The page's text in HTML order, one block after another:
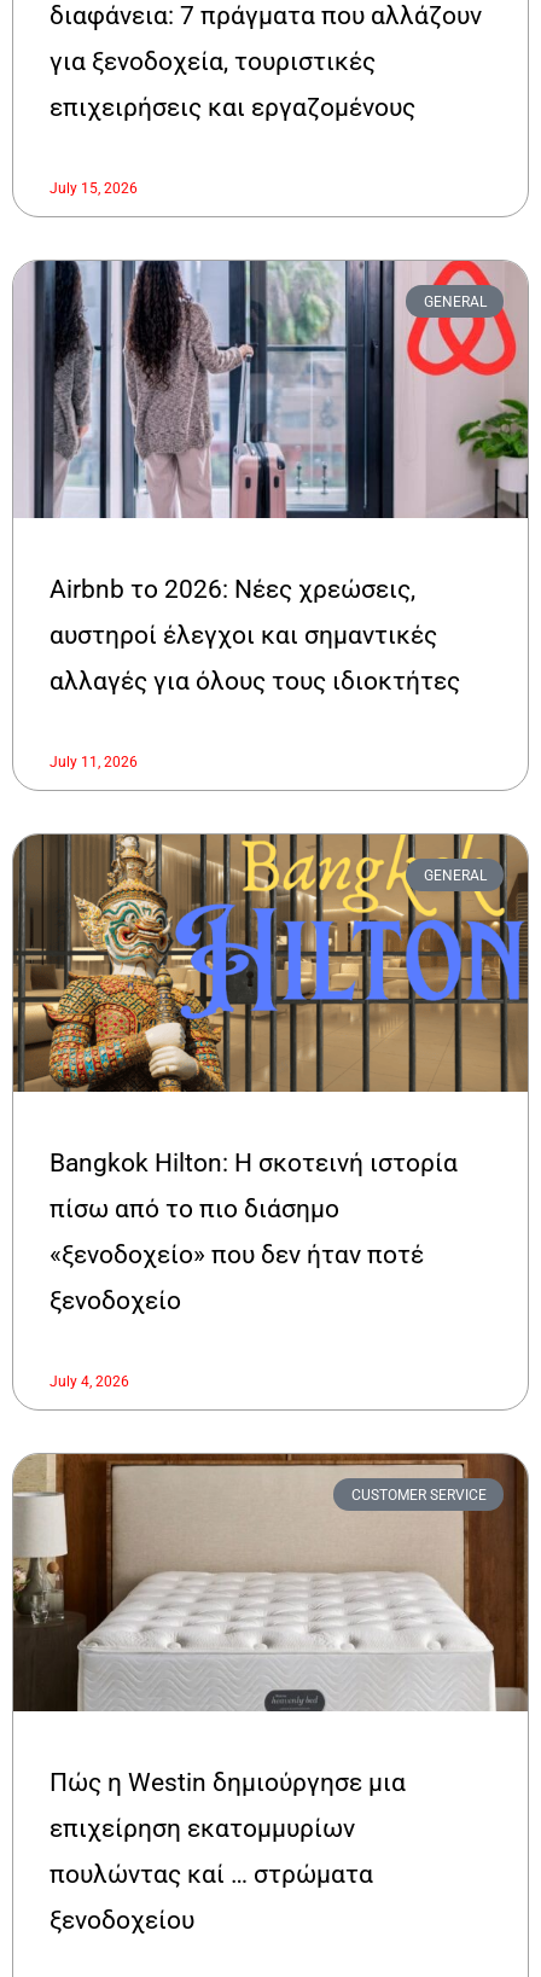
διαφάνεια: 7 πράγματα που αλλάζουν
για ξενοδοχεία, τουριστικές
επιχειρήσεις και εργαζομένους
July 15, 2026
GENERAL
Airbnb το 2026: Νέες χρεώσεις,
αυστηροί έλεγχοι και σημαντικές
αλλαγές για όλους τους ιδιοκτήτες
July 11, 2026
GENERAL
Bangkok Hilton: Η σκοτεινή ιστορία
πίσω από το πιο διάσημο
«ξενοδοχείο» που δεν ήταν ποτέ
ξενοδοχείο
July 4, 2026
CUSTOMER SERVICE
Πώς η Westin δημιούργησε μια
επιχείρηση εκατομμυρίων
πουλώντας καί … στρώματα
ξενοδοχείου